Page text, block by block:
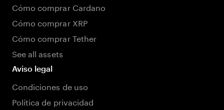
Cómo comprar Cardano
Cómo comprar XRP
Cómo comprar Tether
See all assets
Aviso legal
Condiciones de uso
Política de privacidad